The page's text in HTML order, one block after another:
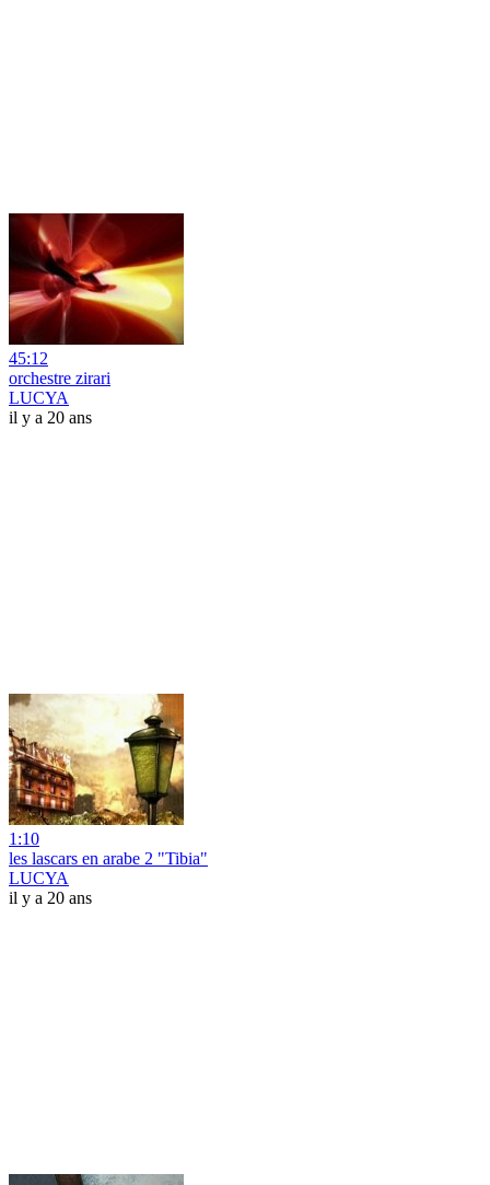
45:12
orchestre zirari
LUCYA
il y a 20 ans
1:10
les lascars en arabe 2 "Tibia"
LUCYA
il y a 20 ans